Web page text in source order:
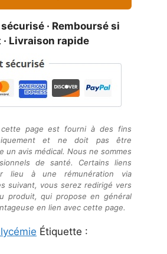
· Remboursé si
Livraison rapide
page est fourni à des fins
et ne doit pas être
un avis médical. Nous ne sommes
de santé. Certains liens
lieu à une rémunération via
suivant, vous serez redirigé vers
produit, qui propose en général
en lien avec cette page.
Étiquette :